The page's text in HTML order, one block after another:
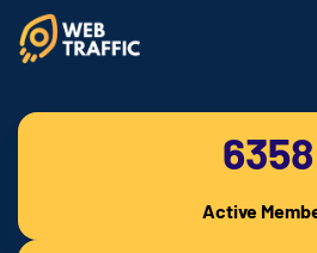
6358
Active